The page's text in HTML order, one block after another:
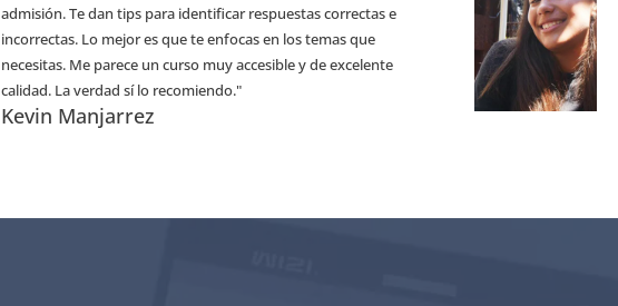
admisión. Te dan tips para identificar respuestas correctas e
incorrectas. Lo mejor es que te enfocas en los temas que
necesitas. Me parece un curso muy accesible y de excelente
calidad. La verdad sí lo recomiendo."
Kevin Manjarrez